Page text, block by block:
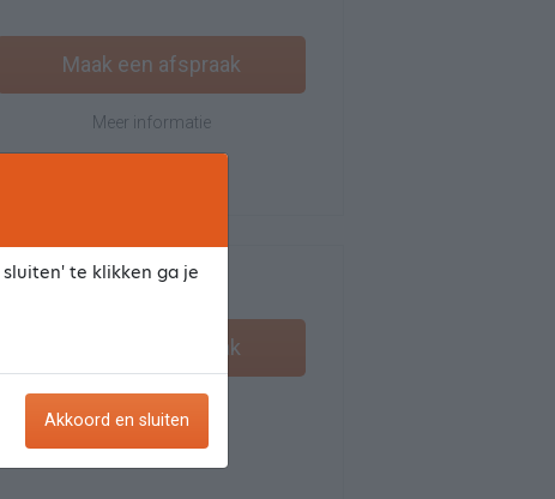
Maak een afspraak
Meer informatie
Maak een afspraak
sluiten' te klikken ga je
Akkoord en sluiten